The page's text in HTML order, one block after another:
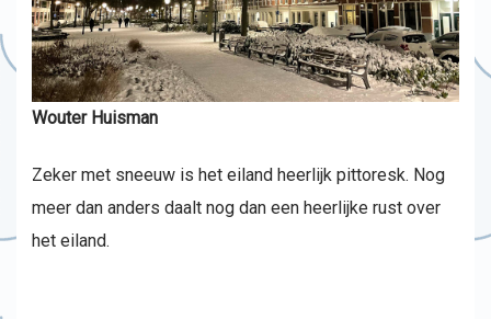
Wouter Huisman
Zeker met sneeuw is het eiland heerlijk pittoresk. Nog
meer dan anders daalt nog dan een heerlijke rust over
het eiland.